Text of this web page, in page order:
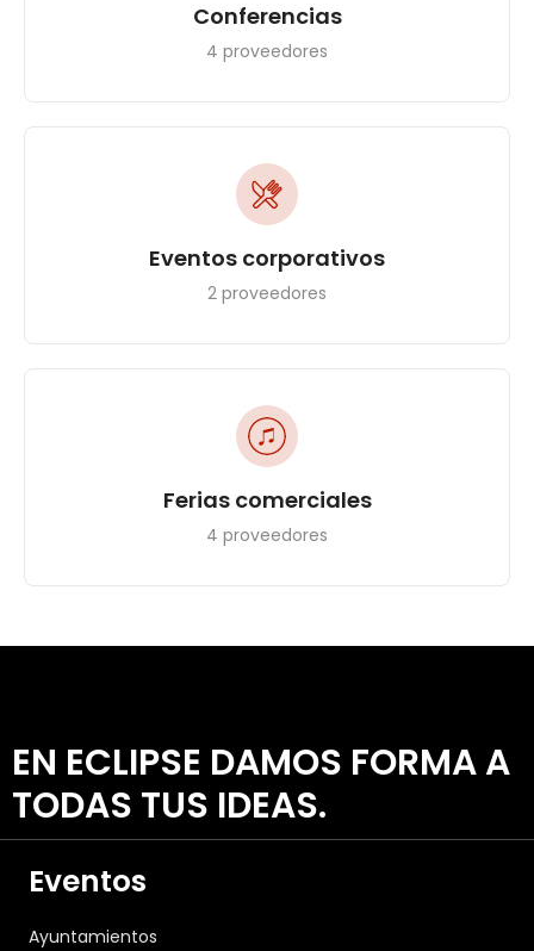
Conferencias
4 proveedores
Eventos corporativos
2 proveedores
Ferias comerciales
4 proveedores
EN ECLIPSE DAMOS FORMA A
TODAS TUS IDEAS.
Eventos
Ayuntamientos